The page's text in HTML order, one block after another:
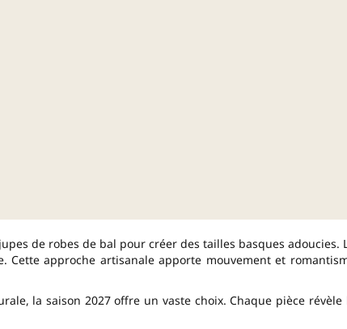
de robes de bal pour créer des tailles basques adoucies.
Cette approche artisanale apporte mouvement et
la saison 2027 offre un vaste choix. Chaque pièce révèle